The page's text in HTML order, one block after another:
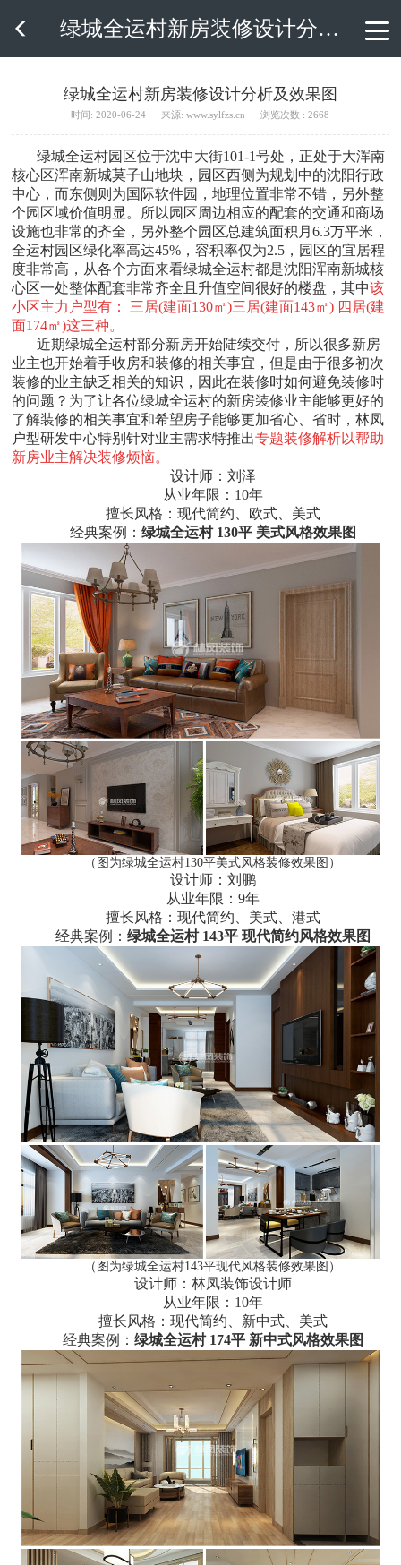
 绿城全运村新房装修设计分析及效果图
绿城全运村新房装修设计分析及效果图
时间: 2020-06-24 来源: www.sylfzs.cn 浏览次数 : 2668
绿城全运村园区位于沈中大街101-1号处，正处于大浑南
核心区浑南新城莫子山地块，园区西侧为规划中的沈阳行政
中心，而东侧则为国际软件园，地理位置非常不错，另外整
个园区域价值明显。所以园区周边相应的配套的交通和商场
设施也非常的齐全，另外整个园区总建筑面积月6.3万平米，
全运村园区绿化率高达45%，容积率仅为2.5，园区的宜居程
度非常高，从各个方面来看绿城全运村都是沈阳浑南新城核
心区一处整体配套非常齐全且升值空间很好的楼盘，其中该
小区主力户型有： 三居(建面130㎡)三居(建面143㎡) 四居(建
面174㎡)这三种。
近期绿城全运村部分新房开始陆续交付，所以很多新房
业主也开始着手收房和装修的相关事宜，但是由于很多初次
装修的业主缺乏相关的知识，因此在装修时如何避免装修时
的问题？为了让各位绿城全运村的新房装修业主能够更好的
了解装修的相关事宜和希望房子能够更加省心、省时，林凤
户型研发中心特别针对业主需求特推出专题装修解析以帮助
新房业主解决装修烦恼。
设计师：刘泽
从业年限：10年
擅长风格：现代简约、欧式、美式
经典案例： 绿城全运村 130平 美式风格效果图
（图为绿城全运村130平美式风格装修效果图）
设计师：刘鹏
从业年限：9年
擅长风格：现代简约、美式、港式
经典案例： 绿城全运村 143平 现代简约风格效果图
（图为绿城全运村143平现代风格装修效果图）
设计师：林凤装饰设计师
从业年限：10年
擅长风格：现代简约、新中式、美式
经典案例： 绿城全运村 174平 新中式风格效果图